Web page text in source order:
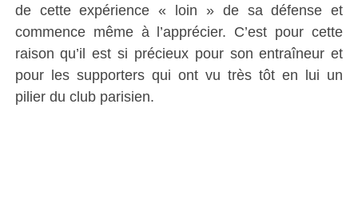
de cette expérience « loin » de sa défense et
commence même à l’apprécier. C’est pour cette
raison qu’il est si précieux pour son entraîneur et
pour les supporters qui ont vu très tôt en lui un
pilier du club parisien.